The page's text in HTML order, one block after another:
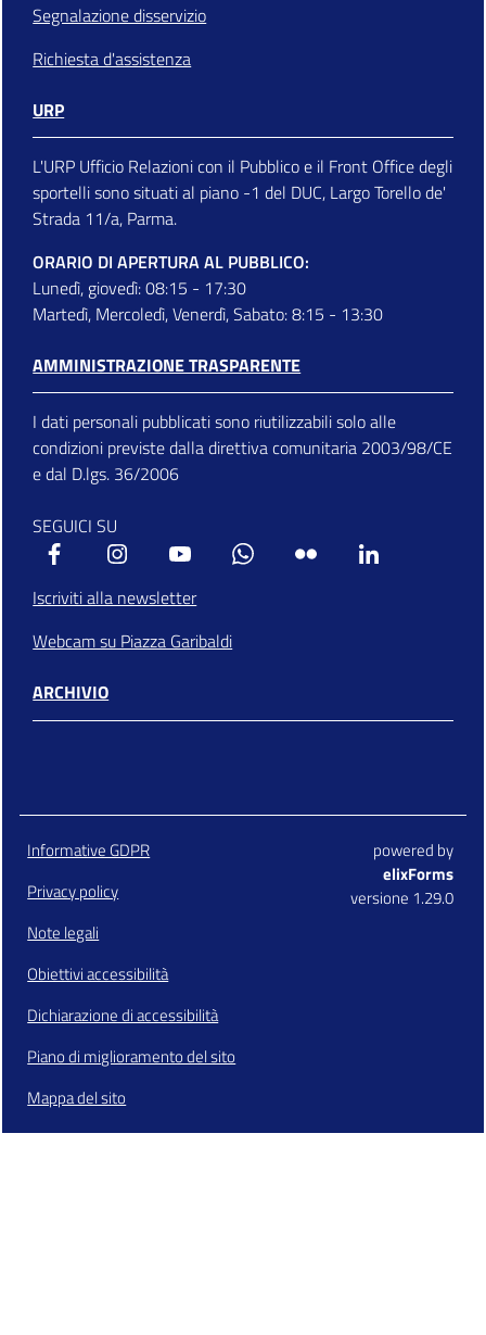
Segnalazione disservizio
Richiesta d'assistenza
URP
L'URP Ufficio Relazioni con il Pubblico e il Front Office degli
sportelli sono situati al piano -1 del DUC, Largo Torello de'
Strada 11/a, Parma.
ORARIO DI APERTURA AL PUBBLICO:
Lunedì, giovedì: 08:15 - 17:30
Martedì, Mercoledì, Venerdì, Sabato: 8:15 - 13:30
AMMINISTRAZIONE TRASPARENTE
I dati personali pubblicati sono riutilizzabili solo alle
condizioni previste dalla direttiva comunitaria 2003/98/CE
e dal D.lgs. 36/2006
SEGUICI SU
Facebook Instagram Youtube Whatsapp
Iscriviti alla newsletter
Webcam su Piazza Garibaldi
ARCHIVIO
Informative GDPR
Privacy policy
Note legali
Obiettivi accessibilità
Dichiarazione di accessibilità
Piano di miglioramento del sito
Mappa del sito
powered by
elixForms
versione 1.29.0